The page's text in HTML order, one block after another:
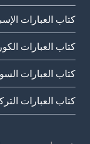
كتاب العبارات
كتاب العبارات
كتاب العبارات
كتاب العبارات